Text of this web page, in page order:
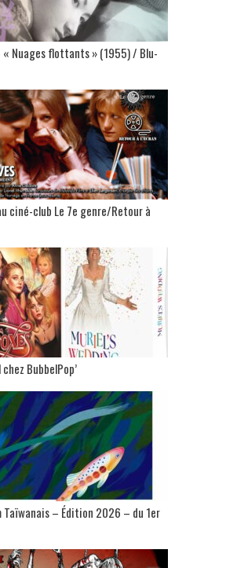
« Nuages flottants » (1955) / Blu-
ciné-club Le 7e genre/Retour à
BubbelPop’
Taïwanais – Édition 2026 – du 1er